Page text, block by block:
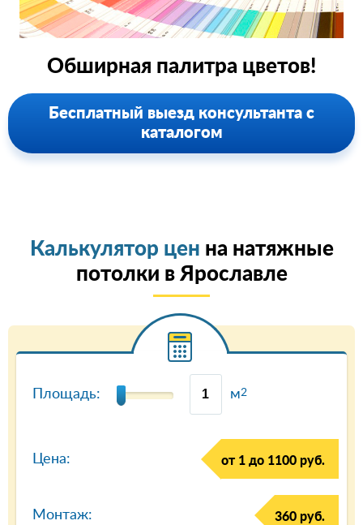
Обширная палитра цветов!
Бесплатный выезд консультанта с
каталогом
Калькулятор цен на натяжные
потолки в Ярославле
Площадь: м2
Цена: от 1 до 1100 руб.
Монтаж: 360 руб.